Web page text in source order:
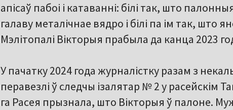
апісаў пабоі і катаванні: білі так, што
галаву металічнае вядро і білі па ім так, што
Мэлітопалі Вікторыя прабыла да канца 2023
У пачатку 2024 года журналістку разам з
перавезлі ў следчы ізалятар № 2 у расейскім
га Расея прызнала, што Вікторыя ў палоне.